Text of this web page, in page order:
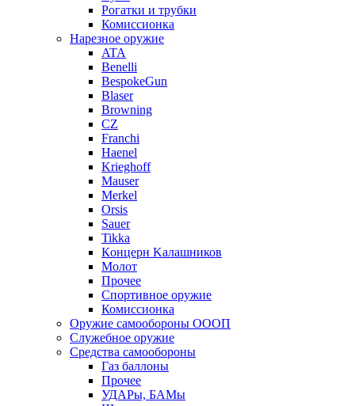
Рогатки и трубки
Комиссионка
Нарезное оружие
ATA
Benelli
BespokeGun
Blaser
Browning
CZ
Franchi
Haenel
Krieghoff
Mauser
Merkel
Orsis
Sauer
Tikka
Кoнцеpн Kалашников
Молот
Прочее
Спортивное оружие
Комиссионка
Оружие самообороны ОООП
Служебное оружие
Средства самообороны
Газ баллоны
Прочее
УДАРы, БАМы